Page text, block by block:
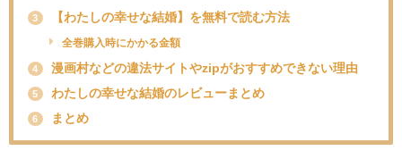
3 【わたしの幸せな結婚】を無料で読む方法
全巻購入時にかかる金額
4 漫画村などの違法サイトやzipがおすすめできない理由
5 わたしの幸せな結婚のレビューまとめ
6 まとめ